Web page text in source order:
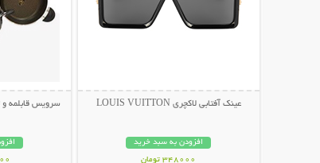
عینک آفتابی لاکچری LOUIS VUITTON
افزودن به سبد خرید
348000 تومان
سرویس قابلمه و تابه